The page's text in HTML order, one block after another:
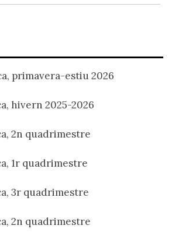
primavera-estiu 2026
hivern 2025-2026
2n quadrimestre
1r quadrimestre
3r quadrimestre
2n quadrimestre